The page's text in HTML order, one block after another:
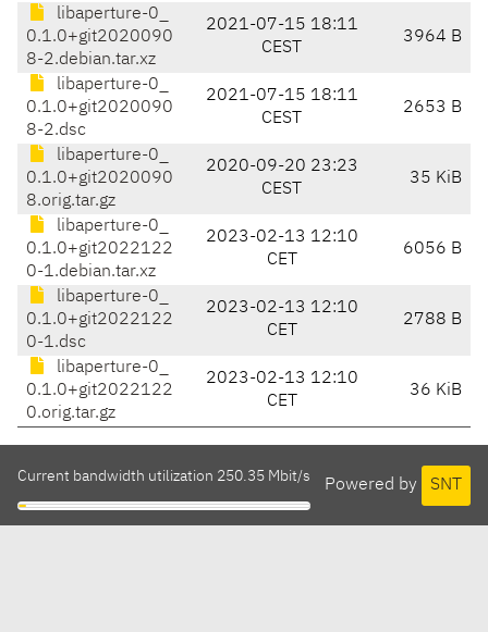
libaperture-0_
0.1.0+git2020090
8-2.debian.tar.xz
2021-07-15 18:11
CEST
3964 B
libaperture-0_
0.1.0+git2020090
8-2.dsc
2021-07-15 18:11
CEST
2653 B
libaperture-0_
0.1.0+git2020090
8.orig.tar.gz
2020-09-20 23:23
CEST
35 KiB
libaperture-0_
0.1.0+git2022122
0-1.debian.tar.xz
2023-02-13 12:10
CET
6056 B
libaperture-0_
0.1.0+git2022122
0-1.dsc
2023-02-13 12:10
CET
2788 B
libaperture-0_
0.1.0+git2022122
0.orig.tar.gz
2023-02-13 12:10
CET
36 KiB
Powered by SNT
Current bandwidth utilization 250.35 Mbit/s